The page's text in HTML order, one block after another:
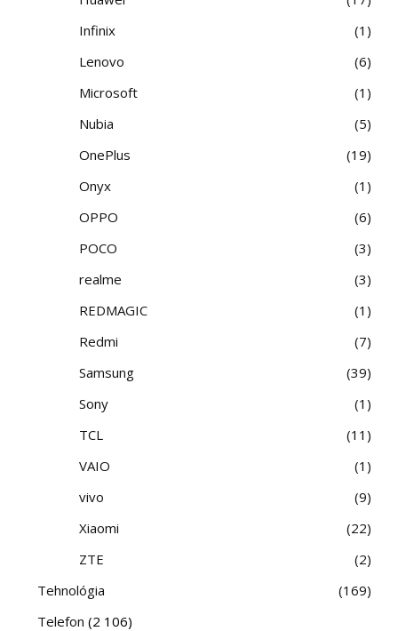
Infinix
1
Lenovo
6
Microsoft
1
Nubia
5
OnePlus
19
Onyx
1
OPPO
6
POCO
3
realme
3
REDMAGIC
1
Redmi
7
Samsung
39
Sony
1
TCL
11
VAIO
1
vivo
9
Xiaomi
22
ZTE
2
Tehnológia
169
Telefon (2 106)